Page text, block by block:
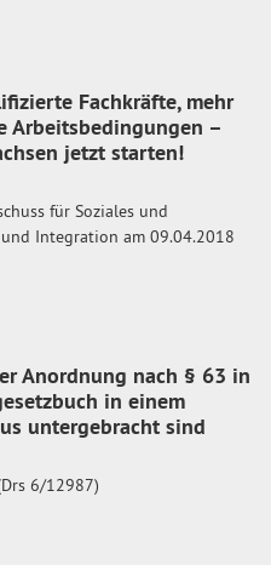
Fachkräfte, mehr
Arbeitsbedingungen –
jetzt starten!
für Soziales und
Integration am 09.04.2018
Anordnung nach § 63 in
in einem
untergebracht sind
6/12987)